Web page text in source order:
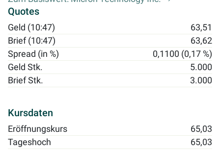
Quotes
Geld (10:47)
63,51
Brief (10:47)
63,62
Spread (in %)
0,1100 (0,17 %)
Geld Stk.
5.000
Brief Stk.
3.000
Kursdaten
Eröffnungskurs
65,03
Tageshoch
65,03